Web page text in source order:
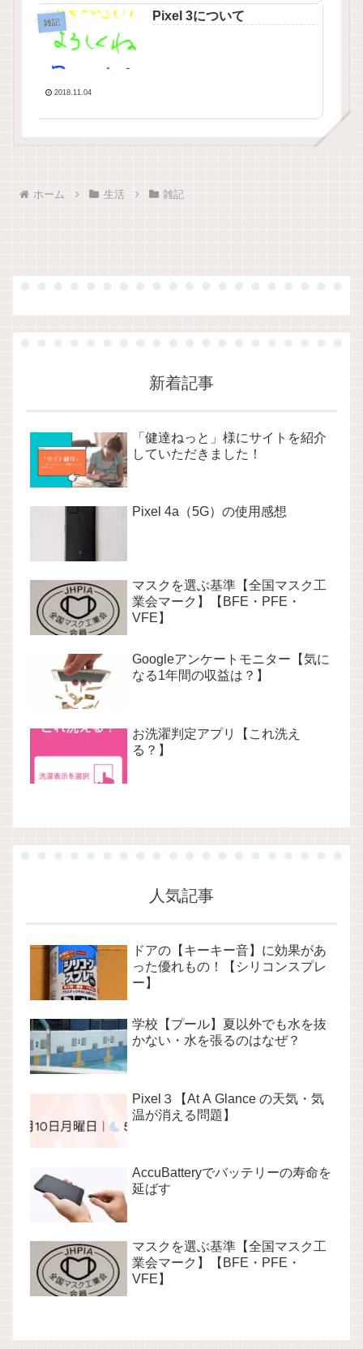
雑記 Pixel 3について
2018.11.04
ホーム 生活 雑記
新着記事
「健達ねっと」様にサイトを紹介
していただきました！
Pixel 4a（5G）の使用感想
マスクを選ぶ基準【全国マスク工
業会マーク】【BFE・PFE・
VFE】
Googleアンケートモニター【気に
なる1年間の収益は？】
お洗濯判定アプリ【これ洗え
る？】
人気記事
ドアの【キーキー音】に効果があ
った優れもの！【シリコンスプレ
ー】
学校【プール】夏以外でも水を抜
かない・水を張るのはなぜ？
Pixel３【At A Glance の天気・気
温が消える問題】
AccuBatteryでバッテリーの寿命を
延ばす
マスクを選ぶ基準【全国マスク工
業会マーク】【BFE・PFE・
VFE】